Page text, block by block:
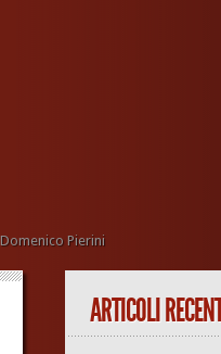
Domenico Pierini
ARTICOLI